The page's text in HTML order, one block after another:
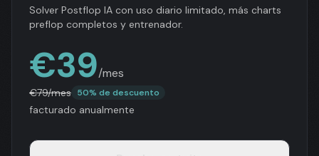
Solver Postflop IA con uso diario limitado, más charts
preflop completos y entrenador.
€39/mes
€79/mes 50% de descuento
facturado anualmente